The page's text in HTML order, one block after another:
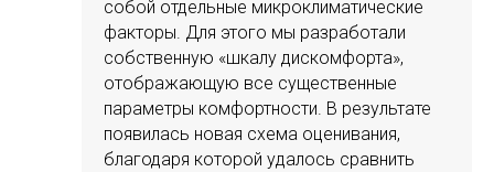
собой отдельные микроклиматические
факторы. Для этого мы разработали
собственную «шкалу дискомфорта»,
отображающую все существенные
параметры комфортности. В результате
появилась новая схема оценивания,
благодаря которой удалось сравнить